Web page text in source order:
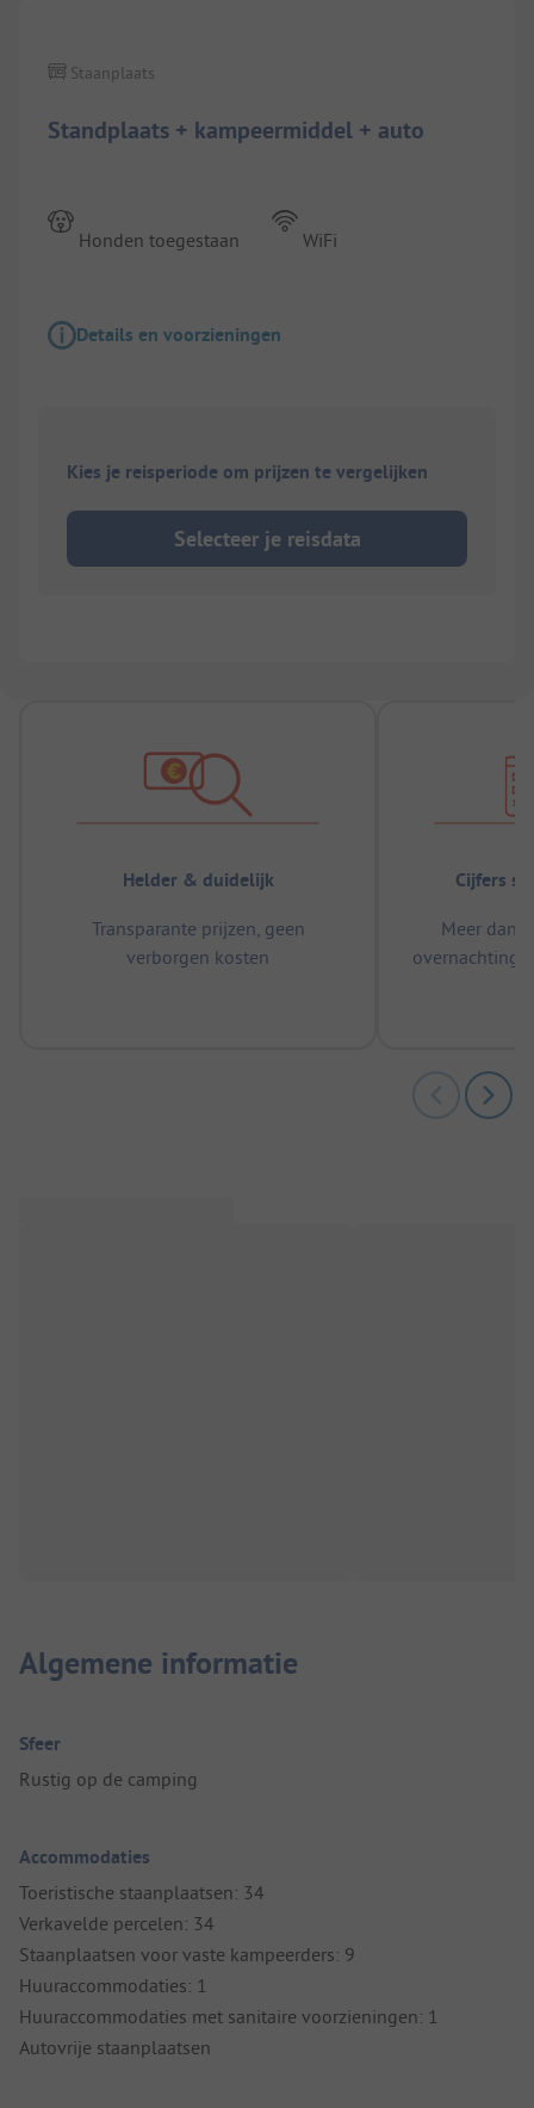
Standplaats + kampeermiddel + auto
Staanplaats
Honden toegestaan WiFi
Details en voorzieningen
Kies je reisperiode om prijzen te vergelijken
Selecteer je reisdata
Helder & duidelijk
Transparante prijzen, geen
verborgen kosten
Cijfers
Meer dan
Algemene informatie
Sfeer
Rustig op de camping
Accommodaties
Toeristische staanplaatsen: 34
Verkavelde percelen: 34
Staanplaatsen voor vaste kampeerders: 9
Huuraccommodaties: 1
Huuraccommodaties met sanitaire voorzieningen: 1
Autovrije staanplaatsen